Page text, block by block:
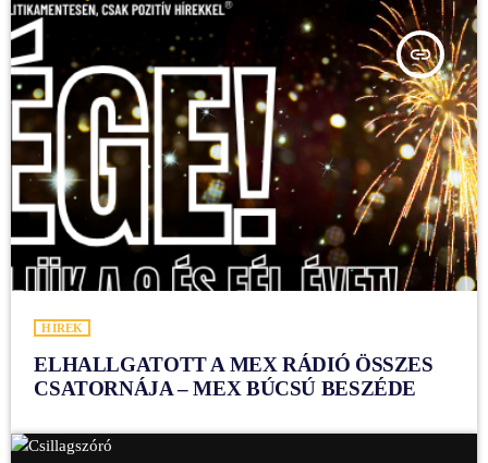
insert_link
HÍREK
ELHALLGATOTT A MEX RÁDIÓ ÖSSZES
CSATORNÁJA – MEX BÚCSÚ BESZÉDE